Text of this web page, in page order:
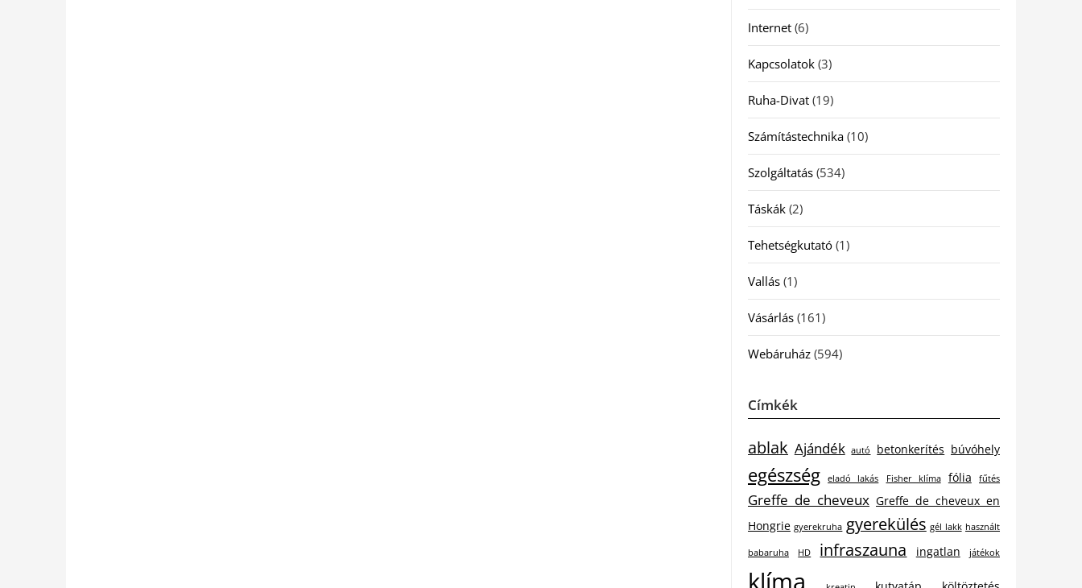
Internet(6)
Kapcsolatok(3)
Ruha-Divat(19)
Számítástechnika(10)
Szolgáltatás(534)
Táskák(2)
Tehetségkutató(1)
Vallás(1)
Vásárlás(161)
Webáruház(594)
Címkék
ablak Ajándék autó betonkerítés búvóhely
egészség eladó lakás Fisher klíma fólia fűtés
Greffe de cheveux Greffe de cheveux en
Hongrie gyerekruha gyerekülés gél lakk használt
babaruha HD infraszauna ingatlan játékok
klíma